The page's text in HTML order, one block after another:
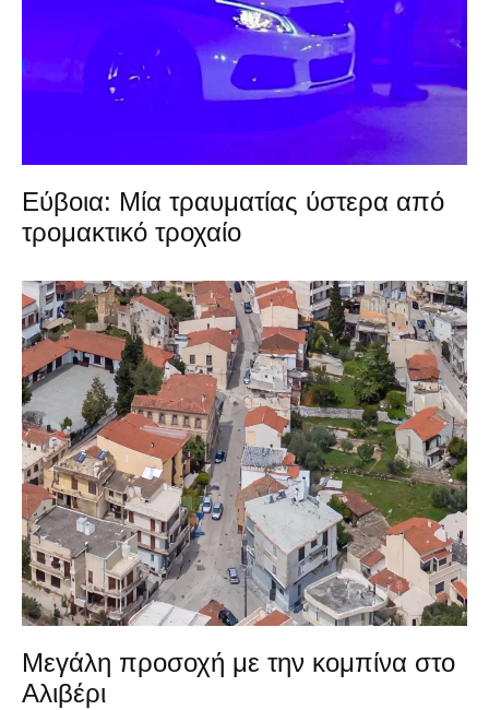
Εύβοια: Μία τραυματίας ύστερα από
τρομακτικό τροχαίο
Μεγάλη προσοχή με την κομπίνα στο
Αλιβέρι